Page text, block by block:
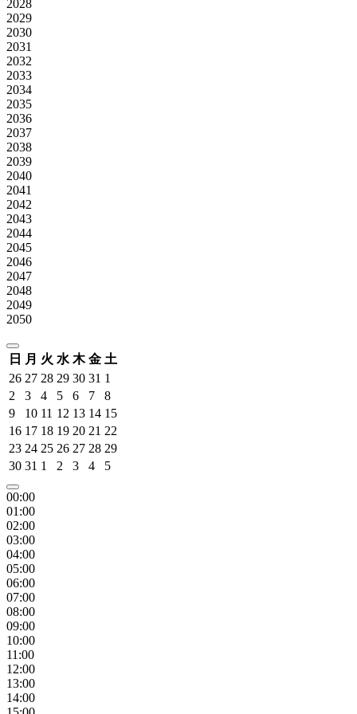
2028
2029
2030
2031
2032
2033
2034
2035
2036
2037
2038
2039
2040
2041
2042
2043
2044
2045
2046
2047
2048
2049
2050
日 月 火 水 木 金 土
26 27 28 29 30 31 1
2
3 4 5 6 7
8
9
10 11 12 13 14 15
16 17 18 19 20 21 22
23 24 25 26 27 28 29
30 31 1 2 3 4 5
00:00
01:00
02:00
03:00
04:00
05:00
06:00
07:00
08:00
09:00
10:00
11:00
12:00
13:00
14:00